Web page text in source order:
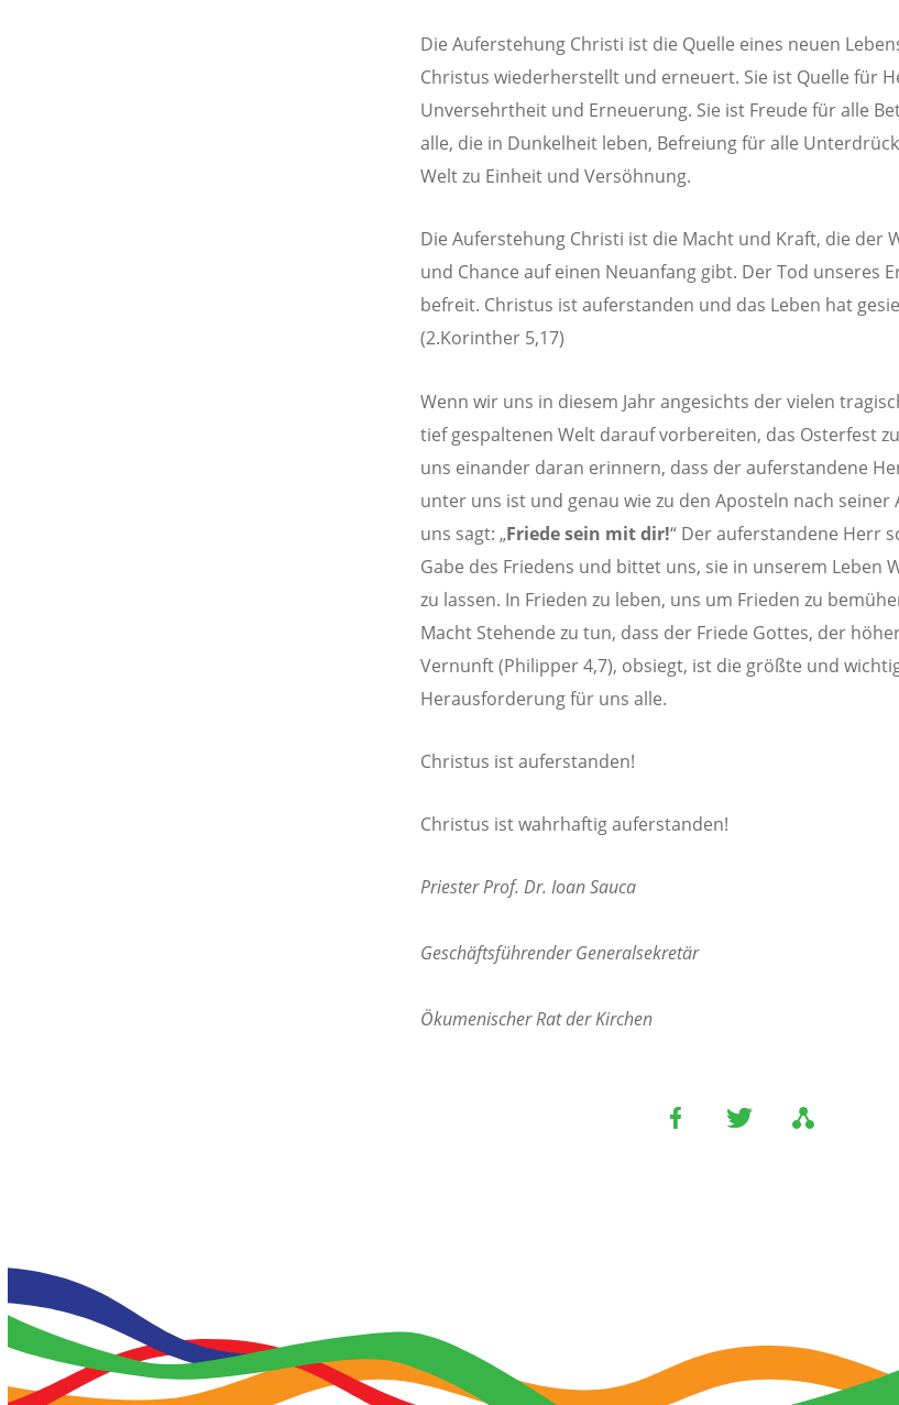
Die Auferstehung Christi ist die Quelle eines neuen
Christus wiederherstellt und erneuert. Sie ist Quelle für
Unversehrtheit und Erneuerung. Sie ist Freude für alle
alle, die in Dunkelheit leben, Befreiung für alle
Welt zu Einheit und Versöhnung.
Die Auferstehung Christi ist die Macht und Kraft, die der
und Chance auf einen Neuanfang gibt. Der Tod unseres
befreit. Christus ist auferstanden und das Leben hat
(2.Korinther 5,17)
Wenn wir uns in diesem Jahr angesichts der vielen
tief gespaltenen Welt darauf vorbereiten, das Osterfest
uns einander daran erinnern, dass der auferstandene
unter uns ist und genau wie zu den Aposteln nach seiner
uns sagt: „Friede sein mit dir!“ Der auferstandene Herr
Gabe des Friedens und bittet uns, sie in unserem Leben
zu lassen. In Frieden zu leben, uns um Frieden zu
Macht Stehende zu tun, dass der Friede Gottes, der
Vernunft (Philipper 4,7), obsiegt, ist die größte und
Herausforderung für uns alle.
Christus ist auferstanden!
Christus ist wahrhaftig auferstanden!
Priester Prof. Dr. Ioan Sauca
Geschäftsführender Generalsekretär
Ökumenischer Rat der Kirchen